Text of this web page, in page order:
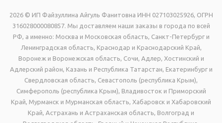
2026 © ИП Файзуллина Айгуль Фанитовна ИНН 027103025926, ОГРН
316028000080857. Мы доставляем наши заказы в города по всей
РФ, а именно: Москва и Московская область, Санкт-Петербург и
Ленинградская область, Краснодар и Краснодарский Край,
Воронеж и Воронежская область, Сочи, Адлер, Хостинский и
Адлерский район, Казань и Республика Татарстан, Екатеринбург и
Свердловская область, Севастополь (республика Крым),
Симферополь (республика Крым), Владивосток и Приморский
Край, Мурманск и Мурманская область, Хабаровск и Хабаровский
Край, Астрахань и Астраханская область, Волгоград и